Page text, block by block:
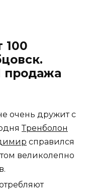
100
продажа
очень дружит с
Тренболон
справился
великолепно